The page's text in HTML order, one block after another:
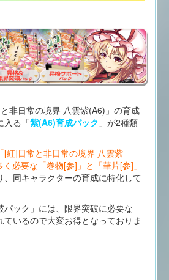
非日常の境界 八雲紫(A6)」の育成
入る「紫(A6)育成パック 」が2種類
「[紅]日常と非日常の境界 八雲紫
必要な「巻物[参]」と「華片[参]」
、同キャラクターの育成に特化して
パック」には、限界突破に必要な
ているので大変お得となっておりま